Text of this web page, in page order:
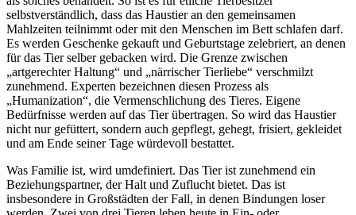
selbstverständlich, dass das Haustier an den gemeinsamen
Mahlzeiten teilnimmt oder mit den Menschen im Bett schlafen darf.
Es werden Geschenke gekauft und Geburtstage zelebriert, an denen
für das Tier selber gebacken wird. Die Grenze zwischen
„artgerechter Haltung“ und „närrischer Tierliebe“ verschmilzt
zunehmend. Experten bezeichnen diesen Prozess als
„Humanization“, die Vermenschlichung des Tieres. Eigene
Bedürfnisse werden auf das Tier übertragen. So wird das Haustier
nicht nur gefüttert, sondern auch gepflegt, gehegt, frisiert, gekleidet
und am Ende seiner Tage würdevoll bestattet.
Was Familie ist, wird umdefiniert. Das Tier ist zunehmend ein
Beziehungspartner, der Halt und Zuflucht bietet. Das ist
insbesondere in Großstädten der Fall, in denen Bindungen loser